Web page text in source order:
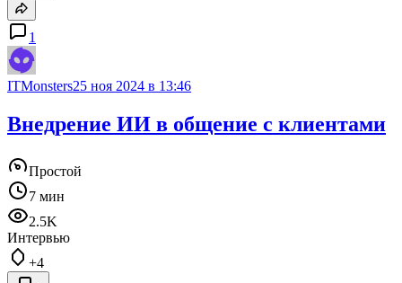
1
ITMonsters25 ноя 2024 в 13:46
Внедрение ИИ в общение с клиентами
Простой
7 мин
2.5K
Интервью
+4